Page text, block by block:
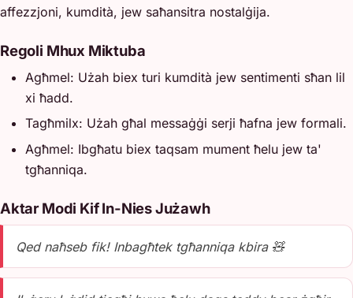
affezzjoni, kumdità, jew saħansitra nostalġija.
Regoli Mhux Miktuba
Agħmel: Użah biex turi kumdità jew sentimenti sħan lil
xi ħadd.
Tagħmilx: Użah għal messaġġi serji ħafna jew formali.
Agħmel: Ibgħatu biex taqsam mument ħelu jew ta'
tgħanniqa.
Aktar Modi Kif In-Nies Jużawh
Qed naħseb fik! Inbagħtek tgħanniqa kbira 🧸